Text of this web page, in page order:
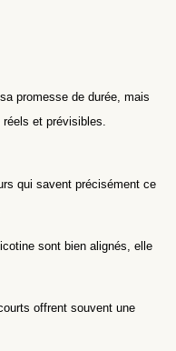
promesse de durée, mais
réels et prévisibles.
qui savent précisément ce
sont bien alignés, elle
offrent souvent une